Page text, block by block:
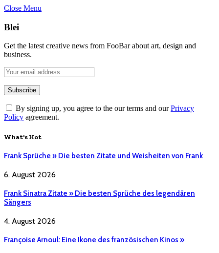
Close Menu
Blei
Get the latest creative news from FooBar about art, design and
business.
By signing up, you agree to the our terms and ourPrivacy
Policy agreement.
What's Hot
Frank Sprüche » Die besten Zitate und Weisheiten von Frank
6. August 2026
Frank Sinatra Zitate » Die besten Sprüche des legendären
Sängers
4. August 2026
Françoise Arnoul: Eine Ikone des französischen Kinos »